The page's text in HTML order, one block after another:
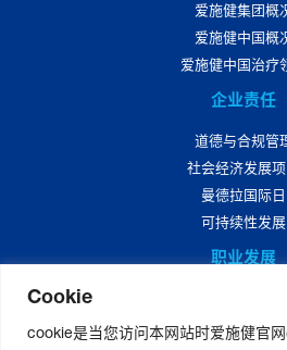
Cookie
cookie是当您访问本网站时爱施健官
爱施健集团概
爱施健中国概
爱施健中国治疗
企业责任
道德与合规管
社会经济发展项
曼德拉国际日
可持续性发展
职业发展
爱施健中国岗位